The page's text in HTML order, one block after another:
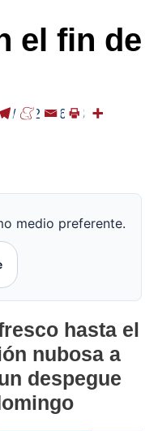
el fin de
/ 2026-06-08
medio preferente.
hasta el
nubosa a
despegue